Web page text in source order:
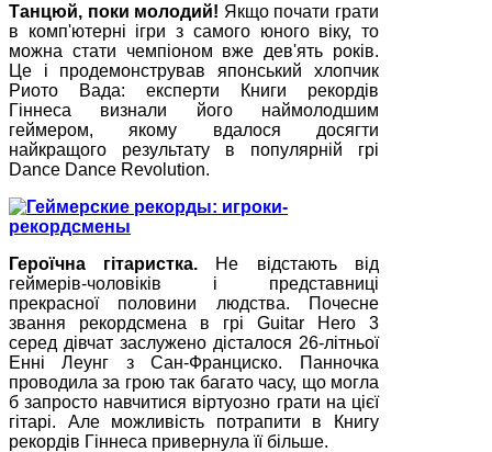
Танцюй, поки молодий! Якщо почати грати
в комп'ютерні ігри з самого юного віку, то
можна стати чемпіоном вже дев'ять років.
Це і продемонстрував японський хлопчик
Риото Вада: експерти Книги рекордів
Гіннеса визнали його наймолодшим
геймером, якому вдалося досягти
найкращого результату в популярній грі
Dance Dance Revolution.
Героїчна гітаристка. Не відстають від
геймерів-чоловіків і представниці
прекрасної половини людства. Почесне
звання рекордсмена в грі Guitar Hero 3
серед дівчат заслужено дісталося 26-літньої
Енні Леунг з Сан-Франциско. Панночка
проводила за грою так багато часу, що могла
б запросто навчитися віртуозно грати на цієї
гітарі. Але можливість потрапити в Книгу
рекордів Гіннеса привернула її більше.